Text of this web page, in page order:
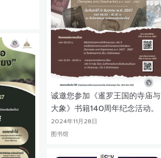
诚邀您参加《暹罗王国的寺庙与
大象》书籍140周年纪念活动。
2024年11月28日
图书馆